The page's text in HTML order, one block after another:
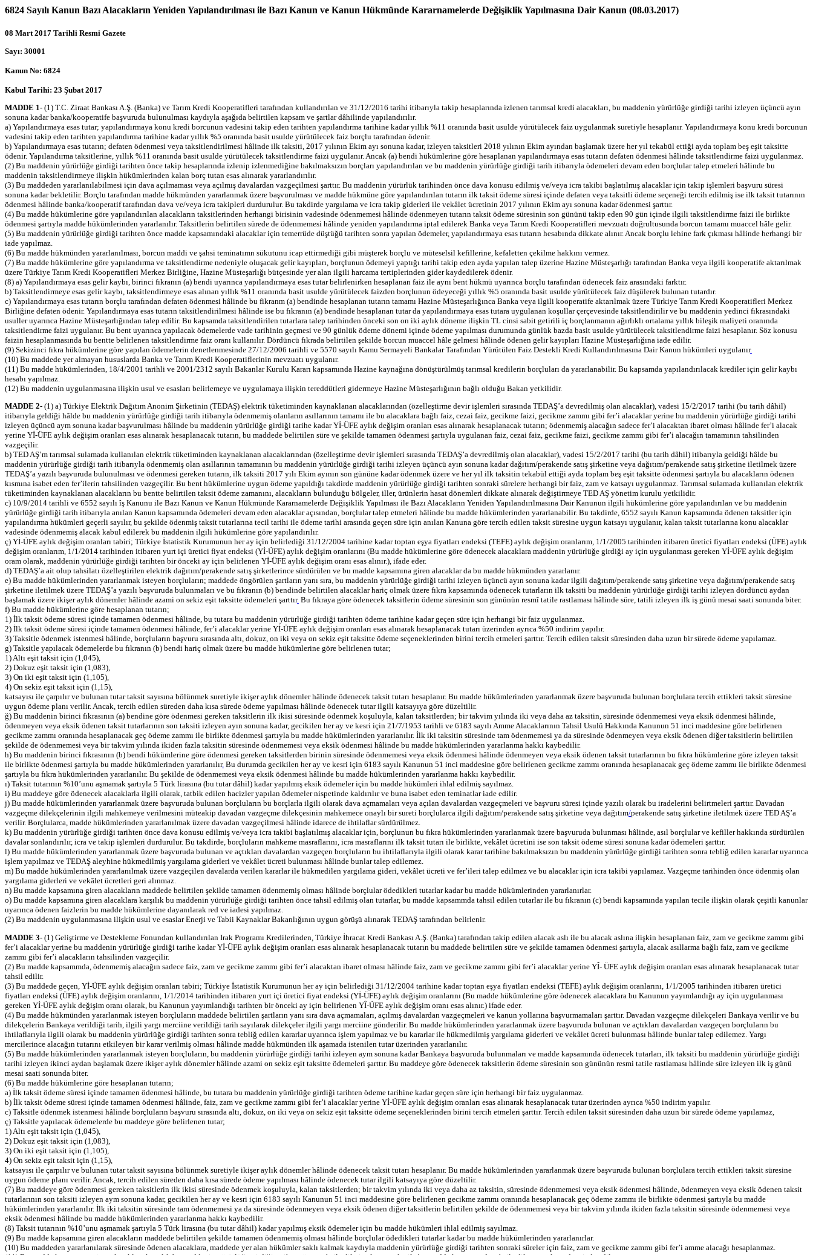
6824 Sayılı Kanun Bazı Alacakların Yeniden Yapılandırılması ile Bazı Kanun ve Kanun Hükmünde Kararnamelerde Değişiklik Yapılmasına Dair Kanun (08.03.2017)
08 Mart 2017 Tarihli Resmi Gazete
Sayı: 30001
Kanun No: 6824
Kabul Tarihi: 23 Şubat 2017
MADDE 1- (1) T.C. Ziraat Bankası A.Ş. (Banka) ve Tarım Kredi Kooperatifleri tarafından kullandırılan ve 31/12/2016 tarihi itibarıyla takip hesaplarında izlenen tarımsal kredi alacakları, bu maddenin yürürlüğe girdiği tarihi izleyen üçüncü ayın
sonuna kadar banka/kooperatife başvuruda bulunulması kaydıyla aşağıda belirtilen kapsam ve şartlar dâhilinde yapılandırılır.
a) Yapılandırmaya esas tutar; yapılandırmaya konu kredi borcunun vadesini takip eden tarihten yapılandırma tarihine kadar yıllık %11 oranında basit usulde yürütülecek faiz uygulanmak suretiyle hesaplanır. Yapılandırmaya konu kredi borcunun
vadesini takip eden tarihten yapılandırma tarihine kadar yıllık %5 oranında basit usulde yürütülecek faiz borçlu tarafından ödenir.
b) Yapılandırmaya esas tutarın; defaten ödenmesi veya taksitlendirilmesi hâlinde ilk taksiti, 2017 yılının Ekim ayı sonuna kadar, izleyen taksitleri 2018 yılının Ekim ayından başlamak üzere her yıl tekabül ettiği ayda toplam beş eşit taksitte
ödenir. Yapılandırma taksitlerine, yıllık %11 oranında basit usulde yürütülecek taksitlendirme faizi uygulanır. Ancak (a) bendi hükümlerine göre hesaplanan yapılandırmaya esas tutarın defaten ödenmesi hâlinde taksitlendirme faizi uygulanmaz.
(2) Bu maddenin yürürlüğe girdiği tarihten önce takip hesaplarında izlenip izlenmediğine bakılmaksızın borçları yapılandırılan ve bu maddenin yürürlüğe girdiği tarih itibarıyla ödemeleri devam eden borçlular talep etmeleri hâlinde bu
maddenin taksitlendirmeye ilişkin hükümlerinden kalan borç tutan esas alınarak yararlandırılır.
(3) Bu maddeden yararlanılabilmesi için dava açılmaması veya açılmış davalardan vazgeçilmesi şarttır. Bu maddenin yürürlük tarihinden önce dava konusu edilmiş ve/veya icra takibi başlatılmış alacaklar için takip işlemleri başvuru süresi
sonuna kadar bekletilir. Borçlu tarafından madde hükmünden yararlanmak üzere başvurulması ve madde hükmüne göre yapılandırılan tutarın ilk taksit ödeme süresi içinde defaten veya taksitli ödeme seçeneği tercih edilmiş ise ilk taksit tutarının
ödenmesi hâlinde banka/kooperatif tarafından dava ve/veya icra takipleri durdurulur. Bu takdirde yargılama ve icra takip giderleri ile vekâlet ücretinin 2017 yılının Ekim ayı sonuna kadar ödenmesi şarttır.
(4) Bu madde hükümlerine göre yapılandırılan alacakların taksitlerinden herhangi birisinin vadesinde ödenmemesi hâlinde ödenmeyen tutarın taksit ödeme süresinin son gününü takip eden 90 gün içinde ilgili taksitlendirme faizi ile birlikte
ödenmesi şartıyla madde hükümlerinden yararlanılır. Taksitlerin belirtilen sürede de ödenmemesi hâlinde yeniden yapılandırma iptal edilerek Banka veya Tarım Kredi Kooperatifleri mevzuatı doğrultusunda borcun tamamı muaccel hâle gelir.
(5) Bu maddenin yürürlüğe girdiği tarihten önce madde kapsamındaki alacaklar için temerrüde düştüğü tarihten sonra yapılan ödemeler, yapılandırmaya esas tutarın hesabında dikkate alınır. Ancak borçlu lehine fark çıkması hâlinde herhangi bir
iade yapılmaz.
(6) Bu madde hükmünden yararlanılması, borcun maddi ve şahsi teminatımn sükutunu icap ettirmediği gibi müşterek borçlu ve müteselsil kefillerine, kefaletten çekilme hakkını vermez.
(7) Bu madde hükümlerine göre yapılandırma ve taksitlendirme nedeniyle oluşacak gelir kayıpları, borçlunun ödemeyi yaptığı tarihi takip eden ayda yapılan talep üzerine Hazine Müsteşarlığı tarafından Banka veya ilgili kooperatife aktarılmak
üzere Türkiye Tarım Kredi Kooperatifleri Merkez Birliğine, Hazine Müsteşarlığı bütçesinde yer alan ilgili harcama tertiplerinden gider kaydedilerek ödenir.
(8) a) Yapılandırmaya esas gelir kaybı, birinci fıkranın (a) bendi uyarınca yapılandırmaya esas tutar belirlenirken hesaplanan faiz ile aynı bent hükmü uyarınca borçlu tarafından ödenecek faiz arasındaki farktır.
b) Taksitlendirmeye esas gelir kaybı, taksitlendirmeye esas alınan yıllık %11 oranında basit usulde yürütülecek faizden borçlunun ödeyeceği yıllık %5 oranında basit usulde yürütülecek faiz düşülerek bulunan tutardır.
c) Yapılandırmaya esas tutarın borçlu tarafından defaten ödenmesi hâlinde bu fikranm (a) bendinde hesaplanan tutarın tamamı Hazine Müsteşarlığınca Banka veya ilgili kooperatife aktarılmak üzere Türkiye Tarım Kredi Kooperatifleri Merkez
Birliğine defaten ödenir. Yapılandırmaya esas tutarın taksitlendirilmesi hâlinde ise bu fıkranın (a) bendinde hesaplanan tutar da yapılandırmaya esas tutara uygulanan koşullar çerçevesinde taksitlendirilir ve bu maddenin yedinci fıkrasındaki
usuller uyarınca Hazine Müsteşarlığından talep edilir. Bu kapsamda taksitlendirilen tutarlara talep tarihinden önceki son on iki aylık döneme ilişkin TL cinsi sabit getirili iç borçlanmanın ağırlıklı ortalama yıllık bileşik maliyeti oranında
taksitlendirme faizi uygulanır. Bu bent uyarınca yapılacak ödemelerde vade tarihinin geçmesi ve 90 günlük ödeme dönemi içinde ödeme yapılması durumunda günlük bazda basit usulde yürütülecek taksitlendirme faizi hesaplanır. Söz konusu
faizin hesaplanmasında bu bentte belirlenen taksitlendirme faiz oranı kullanılır. Dördüncü fıkrada belirtilen şekilde borcun muaccel hâle gelmesi hâlinde ödenen gelir kayıpları Hazine Müsteşarlığına iade edilir.
(9) Sekizinci fıkra hükümlerine göre yapılan ödemelerin denetlenmesinde 27/12/2006 tarihli ve 5570 sayılı Kamu Sermayeli Bankalar Tarafından Yürütülen Faiz Destekli Kredi Kullandırılmasına Dair Kanun hükümleri uygulanır.
(10) Bu maddede yer almayan hususlarda Banka ve Tarım Kredi Kooperatiflerinin mevzuatı uygulanır.
(11) Bu madde hükümlerinden, 18/4/2001 tarihli ve 2001/2312 sayılı Bakanlar Kurulu Kararı kapsamında Hazine kaynağına dönüştürülmüş tarımsal kredilerin borçluları da yararlanabilir. Bu kapsamda yapılandırılacak krediler için gelir kaybı
hesabı yapılmaz.
(12) Bu maddenin uygulanmasına ilişkin usul ve esasları belirlemeye ve uygulamaya ilişkin tereddütleri gidermeye Hazine Müsteşarlığının bağlı olduğu Bakan yetkilidir.
MADDE 2- (1) a) Türkiye Elektrik Dağıtım Anonim Şirketinin (TEDAŞ) elektrik tüketiminden kaynaklanan alacaklarından (özelleştirme devir işlemleri sırasında TEDAŞ’a devredilmiş olan alacaklar), vadesi 15/2/2017 tarihi (bu tarih dâhil)
itibarıyla geldiği hâlde bu maddenin yürürlüğe girdiği tarih itibarıyla ödenmemiş olanların asıllarının tamamı ile bu alacaklara bağlı faiz, cezai faiz, gecikme faizi, gecikme zammı gibi fer’i alacaklar yerine bu maddenin yürürlüğe girdiği tarihi
izleyen üçüncü aym sonuna kadar başvurulması hâlinde bu maddenin yürürlüğe girdiği tarihe kadar Yİ-ÜFE aylık değişim oranları esas alınarak hesaplanacak tutarın; ödenmemiş alacağın sadece fer’i alacaktan ibaret olması hâlinde fer’i alacak
yerine Yİ-ÜFE aylık değişim oranları esas alınarak hesaplanacak tutarın, bu maddede belirtilen süre ve şekilde tamamen ödenmesi şartıyla uygulanan faiz, cezai faiz, gecikme faizi, gecikme zammı gibi fer’i alacağın tamamının tahsilinden
vazgeçilir.
b) TED AŞ’m tarımsal sulamada kullanılan elektrik tüketiminden kaynaklanan alacaklarından (özelleştirme devir işlemleri sırasında TEDAŞ’a devredilmiş olan alacaklar), vadesi 15/2/2017 tarihi (bu tarih dâhil) itibarıyla geldiği hâlde bu
maddenin yürürlüğe girdiği tarih itibarıyla ödenmemiş olan asıllarının tamamının bu maddenin yürürlüğe girdiği tarihi izleyen üçüncü ayın sonuna kadar dağıtım/perakende satış şirketine veya dağıtım/perakende satış şirketine iletilmek üzere
TEDAŞ’a yazılı başvuruda bulunulması ve ödenmesi gereken tutarın, ilk taksiti 2017 yılı Ekim ayının son gününe kadar ödenmek üzere ve her yıl ilk taksitin tekabül ettiği ayda toplam beş eşit taksitte ödenmesi şartıyla bu alacakların ödenen
kısmına isabet eden fer’ilerin tahsilinden vazgeçilir. Bu bent hükümlerine uygun ödeme yapıldığı takdirde maddenin yürürlüğe girdiği tarihten sonraki sürelere herhangi bir faiz, zam ve katsayı uygulanmaz. Tarımsal sulamada kullanılan elektrik
tüketiminden kaynaklanan alacakların bu bentte belirtilen taksit ödeme zamanını, alacakların bulunduğu bölgeler, iller, ürünlerin hasat dönemleri dikkate alınarak değiştirmeye TED AŞ yönetim kurulu yetkilidir.
c) 10/9/2014 tarihli ve 6552 sayılı îş Kanunu ile Bazı Kanun ve Kanun Hükmünde Kararnamelerde Değişiklik Yapılması ile Bazı Alacakların Yeniden Yapılandırılmasına Dair Kanunun ilgili hükümlerine göre yapılandırılan ve bu maddenin
yürürlüğe girdiği tarih itibarıyla anılan Kanun kapsamında ödemeleri devam eden alacaklar açısından, borçlular talep etmeleri hâlinde bu madde hükümlerinden yararlanabilir. Bu takdirde, 6552 sayılı Kanun kapsamında ödenen taksitler için
yapılandırma hükümleri geçerli sayılır, bu şekilde ödenmiş taksit tutarlarına tecil tarihi ile ödeme tarihi arasında geçen süre için anılan Kanuna göre tercih edilen taksit süresine uygun katsayı uygulanır, kalan taksit tutarlarına konu alacaklar
vadesinde ödenmemiş alacak kabul edilerek bu maddenin ilgili hükümlerine göre yapılandırılır.
ç) Yİ-ÜFE aylık değişim oranları tabiri; Türkiye İstatistik Kurumunun her ay için belirlediği 31/12/2004 tarihine kadar toptan eşya fiyatları endeksi (TEFE) aylık değişim oranlarım, 1/1/2005 tarihinden itibaren üretici fiyatları endeksi (ÜFE) aylık
değişim oranlarım, 1/1/2014 tarihinden itibaren yurt içi üretici fiyat endeksi (Yİ-ÜFE) aylık değişim oranlarını (Bu madde hükümlerine göre ödenecek alacaklara maddenin yürürlüğe girdiği ay için uygulanması gereken Yİ-ÜFE aylık değişim
oram olarak, maddenin yürürlüğe girdiği tarihten bir önceki ay için belirlenen Yİ-ÜFE aylık değişim oranı esas alınır.), ifade eder.
d) TEDAŞ’a ait olup tahsilatı özelleştirilen elektrik dağıtım/perakende satış şirketlerince sürdürülen ve bu madde kapsamına giren alacaklar da bu madde hükmünden yararlanır.
e) Bu madde hükümlerinden yararlanmak isteyen borçluların; maddede öngörülen şartların yanı sıra, bu maddenin yürürlüğe girdiği tarihi izleyen üçüncü ayın sonuna kadar ilgili dağıtım/perakende satış şirketine veya dağıtım/perakende satış
şirketine iletilmek üzere TEDAŞ’a yazılı başvuruda bulunmaları ve bu fıkranın (b) bendinde belirtilen alacaklar hariç olmak üzere fıkra kapsamında ödenecek tutarların ilk taksiti bu maddenin yürürlüğe girdiği tarihi izleyen dördüncü aydan
başlamak üzere ikişer aylık dönemler hâlinde azami on sekiz eşit taksitte ödemeleri şarttır. Bu fıkraya göre ödenecek taksitlerin ödeme süresinin son gününün resmî tatile rastlaması hâlinde süre, tatili izleyen ilk iş günü mesai saati sonunda biter.
f) Bu madde hükümlerine göre hesaplanan tutarın;
1) İlk taksit ödeme süresi içinde tamamen ödenmesi hâlinde, bu tutara bu maddenin yürürlüğe girdiği tarihten ödeme tarihine kadar geçen süre için herhangi bir faiz uygulanmaz.
2) İlk taksit ödeme süresi içinde tamamen ödenmesi hâlinde, fer’i alacaklar yerine Yİ-ÜFE aylık değişim oranları esas alınarak hesaplanacak tutarı üzerinden ayrıca %50 indirim yapılır.
3) Taksitle ödenmek istenmesi hâlinde, borçluların başvuru sırasında altı, dokuz, on iki veya on sekiz eşit taksitte ödeme seçeneklerinden birini tercih etmeleri şarttır. Tercih edilen taksit süresinden daha uzun bir sürede ödeme yapılamaz.
g) Taksitle yapılacak ödemelerde bu fıkranın (b) bendi hariç olmak üzere bu madde hükümlerine göre belirlenen tutar;
1) Altı eşit taksit için (1,045),
2) Dokuz eşit taksit için (1,083),
3) On iki eşit taksit için (1,105),
4) On sekiz eşit taksit için (1,15),
katsayısı ile çarpılır ve bulunan tutar taksit sayısına bölünmek suretiyle ikişer aylık dönemler hâlinde ödenecek taksit tutarı hesaplanır. Bu madde hükümlerinden yararlanmak üzere başvuruda bulunan borçlulara tercih ettikleri taksit süresine
uygun ödeme planı verilir. Ancak, tercih edilen süreden daha kısa sürede ödeme yapılması hâlinde ödenecek tutar ilgili katsayıya göre düzeltilir.
ğ) Bu maddenin birinci fıkrasının (a) bendine göre ödenmesi gereken taksitlerin ilk ikisi süresinde ödenmek koşuluyla, kalan taksitlerden; bir takvim yılında iki veya daha az taksitin, süresinde ödenmemesi veya eksik ödenmesi hâlinde,
ödenmeyen veya eksik ödenen taksit tutarlarının son taksiti izleyen ayın sonuna kadar, gecikilen her ay ve kesri için 21/7/1953 tarihli ve 6183 sayılı Amme Alacaklarının Tahsil Usulü Hakkında Kanunun 51 inci maddesine göre belirlenen
gecikme zammı oranında hesaplanacak geç ödeme zammı ile birlikte ödenmesi şartıyla bu madde hükümlerinden yararlanılır. İlk iki taksitin süresinde tam ödenmemesi ya da süresinde ödenmeyen veya eksik ödenen diğer taksitlerin belirtilen
şekilde de ödenmemesi veya bir takvim yılında ikiden fazla taksitin süresinde ödenmemesi veya eksik ödenmesi hâlinde bu madde hükümlerinden yararlanma hakkı kaybedilir.
h) Bu maddenin birinci fıkrasının (b) bendi hükümlerine göre ödenmesi gereken taksitlerden birinin süresinde ödenmemesi veya eksik ödenmesi hâlinde ödenmeyen veya eksik ödenen taksit tutarlarının bu fıkra hükümlerine göre izleyen taksit
ile birlikte ödenmesi şartıyla bu madde hükümlerinden yararlanılır. Bu durumda gecikilen her ay ve kesri için 6183 sayılı Kanunun 51 inci maddesine göre belirlenen gecikme zammı oranında hesaplanacak geç ödeme zammı ile birlikte ödenmesi
şartıyla bu fıkra hükümlerinden yararlanılır. Bu şekilde de ödenmemesi veya eksik ödenmesi hâlinde bu madde hükümlerinden yararlanma hakkı kaybedilir.
ı) Taksit tutarının %10’unu aşmamak şartıyla 5 Türk lirasına (bu tutar dâhil) kadar yapılmış eksik ödemeler için bu madde hükümleri ihlal edilmiş sayılmaz.
i) Bu maddeye göre ödenecek alacaklarla ilgili olarak, tatbik edilen hacizler yapılan ödemeler nispetinde kaldırılır ve buna isabet eden teminatlar iade edilir.
j) Bu madde hükümlerinden yararlanmak üzere başvuruda bulunan borçluların bu borçlarla ilgili olarak dava açmamaları veya açılan davalardan vazgeçmeleri ve başvuru süresi içinde yazılı olarak bu iradelerini belirtmeleri şarttır. Davadan
vazgeçme dilekçelerinin ilgili mahkemeye verilmesini müteakip davadan vazgeçme dilekçesinin mahkemece onaylı bir sureti borçlularca ilgili dağıtım/perakende satış şirketine veya dağıtım/perakende satış şirketine iletilmek üzere TED AŞ’a
verilir. Borçlularca, madde hükümlerinden yararlanılmak üzere davadan vazgeçilmesi hâlinde idarece de ihtilaflar sürdürülmez.
k) Bu maddenin yürürlüğe girdiği tarihten önce dava konusu edilmiş ve/veya icra takibi başlatılmış alacaklar için, borçlunun bu fıkra hükümlerinden yararlanmak üzere başvuruda bulunması hâlinde, asıl borçlular ve kefiller hakkında sürdürülen
davalar sonlandırılır, icra ve takip işlemleri durdurulur. Bu takdirde, borçluların mahkeme masraflarını, icra masraflarını ilk taksit tutarı ile birlikte, vekâlet ücretini ise son taksit ödeme süresi sonuna kadar ödemeleri şarttır.
l) Bu madde hükümlerinden yararlanmak üzere başvuruda bulunan ve açtıkları davalardan vazgeçen borçluların bu ihtilaflarıyla ilgili olarak karar tarihine bakılmaksızın bu maddenin yürürlüğe girdiği tarihten sonra tebliğ edilen kararlar uyarınca
işlem yapılmaz ve TEDAŞ aleyhine hükmedilmiş yargılama giderleri ve vekâlet ücreti bulunması hâlinde bunlar talep edilemez.
m) Bu madde hükümlerinden yararlanılmak üzere vazgeçilen davalarda verilen kararlar ile hükmedilen yargılama gideri, vekâlet ücreti ve fer’ileri talep edilmez ve bu alacaklar için icra takibi yapılamaz. Vazgeçme tarihinden önce ödenmiş olan
yargılama giderleri ve vekâlet ücretleri geri alınmaz.
n) Bu madde kapsamına giren alacakların maddede belirtilen şekilde tamamen ödenmemiş olması hâlinde borçlular ödedikleri tutarlar kadar bu madde hükümlerinden yararlanırlar.
o) Bu madde kapsamına giren alacaklara karşılık bu maddenin yürürlüğe girdiği tarihten önce tahsil edilmiş olan tutarlar, bu madde kapsammda tahsil edilen tutarlar ile bu fıkranın (c) bendi kapsamında yapılan tecile ilişkin olarak çeşitli kanunlar
uyarınca ödenen faizlerin bu madde hükümlerine dayanılarak red ve iadesi yapılmaz.
(2) Bu maddenin uygulanmasına ilişkin usul ve esaslar Enerji ve Tabii Kaynaklar Bakanlığının uygun görüşü alınarak TEDAŞ tarafından belirlenir.
MADDE 3- (1) Geliştirme ve Destekleme Fonundan kullandırılan Irak Programı Kredilerinden, Türkiye İhracat Kredi Bankası A.Ş. (Banka) tarafından takip edilen alacak aslı ile bu alacak aslına ilişkin hesaplanan faiz, zam ve gecikme zammı gibi
fer’i alacaklar yerine bu maddenin yürürlüğe girdiği tarihe kadar Yİ-ÜFE aylık değişim oranları esas alınarak hesaplanacak tutarın bu maddede belirtilen süre ve şekilde tamamen ödenmesi şartıyla, alacak asıllarma bağlı faiz, zam ve gecikme
zammı gibi fer’i alacakların tahsilinden vazgeçilir.
(2) Bu madde kapsammda, ödenmemiş alacağın sadece faiz, zam ve gecikme zammı gibi fer’i alacaktan ibaret olması hâlinde faiz, zam ve gecikme zammı gibi fer’i alacaklar yerine YÎ- ÜFE aylık değişim oranları esas alınarak hesaplanacak tutar
tahsil edilir.
(3) Bu maddede geçen, Yİ-ÜFE aylık değişim oranları tabiri; Türkiye İstatistik Kurumunun her ay için belirlediği 31/12/2004 tarihine kadar toptan eşya fiyatları endeksi (TEFE) aylık değişim oranlarını, 1/1/2005 tarihinden itibaren üretici
fiyatları endeksi (ÜFE) aylık değişim oranlarını, 1/1/2014 tarihinden itibaren yurt içi üretici fiyat endeksi (Yİ-ÜFE) aylık değişim oranlarını (Bu madde hükümlerine göre ödenecek alacaklara bu Kanunun yayımlandığı ay için uygulanması
gereken Yİ-ÜFE aylık değişim oranı olarak, bu Kanunun yayımlandığı tarihten bir önceki ay için belirlenen YÎ-ÜFE aylık değişim oranı esas alınır.) ifade eder.
(4) Bu madde hükmünden yararlanmak isteyen borçluların maddede belirtilen şartların yanı sıra dava açmamaları, açılmış davalardan vazgeçmeleri ve kanun yollarına başvurmamaları şarttır. Davadan vazgeçme dilekçeleri Bankaya verilir ve bu
dilekçelerin Bankaya verildiği tarih, ilgili yargı merciine verildiği tarih sayılarak dilekçeler ilgili yargı merciine gönderilir. Bu madde hükümlerinden yararlanmak üzere başvuruda bulunan ve açtıkları davalardan vazgeçen borçluların bu
ihtilaflarıyla ilgili olarak bu maddenin yürürlüğe girdiği tarihten sonra tebliğ edilen kararlar uyarınca işlem yapılmaz ve bu kararlar ile hükmedilmiş yargılama giderleri ve vekâlet ücreti bulunması hâlinde bunlar talep edilemez. Yargı
mercilerince alacağın tutarını etkileyen bir karar verilmiş olması hâlinde madde hükmünden ilk aşamada istenilen tutar üzerinden yararlanılır.
(5) Bu madde hükümlerinden yararlanmak isteyen borçluların, bu maddenin yürürlüğe girdiği tarihi izleyen aym sonuna kadar Bankaya başvuruda bulunmaları ve madde kapsamında ödenecek tutarları, ilk taksiti bu maddenin yürürlüğe girdiği
tarihi izleyen ikinci aydan başlamak üzere ikişer aylık dönemler hâlinde azami on sekiz eşit taksitte ödemeleri şarttır. Bu maddeye göre ödenecek taksitlerin ödeme süresinin son gününün resmi tatile rastlaması hâlinde süre izleyen ilk iş günü
mesai saati sonunda biter.
(6) Bu madde hükümlerine göre hesaplanan tutarın;
a) İlk taksit ödeme süresi içinde tamamen ödenmesi hâlinde, bu tutara bu maddenin yürürlüğe girdiği tarihten ödeme tarihine kadar geçen süre için herhangi bir faiz uygulanmaz.
b) İlk taksit ödeme süresi içinde tamamen ödenmesi hâlinde, faiz, zam ve gecikme zammı gibi fer’i alacaklar yerine Yİ-ÜFE aylık değişim oranları esas alınarak hesaplanacak tutar üzerinden ayrıca %50 indirim yapılır.
c) Taksitle ödenmek istenmesi hâlinde borçluların başvuru sırasında altı, dokuz, on iki veya on sekiz eşit taksitte ödeme seçeneklerinden birini tercih etmeleri şarttır. Tercih edilen taksit süresinden daha uzun bir sürede ödeme yapılamaz,
ç) Taksitle yapılacak ödemelerde bu maddeye göre belirlenen tutar;
1) Altı eşit taksit için (1,045),
2) Dokuz eşit taksit için (1,083),
3) On iki eşit taksit için (1,105),
4) On sekiz eşit taksit için (1,15),
katsayısı ile çarpılır ve bulunan tutar taksit sayısına bölünmek suretiyle ikişer aylık dönemler hâlinde ödenecek taksit tutarı hesaplanır. Bu madde hükümlerinden yararlanmak üzere başvuruda bulunan borçlulara tercih ettikleri taksit süresine
uygun ödeme planı verilir. Ancak, tercih edilen süreden daha kısa sürede ödeme yapılması hâlinde ödenecek tutar ilgili katsayıya göre düzeltilir.
(7) Bu maddeye göre ödenmesi gereken taksitlerin ilk ikisi süresinde ödenmek koşuluyla, kalan taksitlerden; bir takvim yılında iki veya daha az taksitin, süresinde ödenmemesi veya eksik ödenmesi hâlinde, ödenmeyen veya eksik ödenen taksit
tutarlarının son taksiti izleyen aym sonuna kadar, gecikilen her ay ve kesri için 6183 sayılı Kanunun 51 inci maddesine göre belirlenen gecikme zammı oranında hesaplanacak geç ödeme zammı ile birlikte ödenmesi şartıyla bu madde
hükümlerinden yararlanılır. İlk iki taksitin süresinde tam ödenmemesi ya da süresinde ödenmeyen veya eksik ödenen diğer taksitlerin belirtilen şekilde de ödenmemesi veya bir takvim yılında ikiden fazla taksitin süresinde ödenmemesi veya
eksik ödenmesi hâlinde bu madde hükümlerinden yararlanma hakkı kaybedilir.
(8) Taksit tutarının %10’unu aşmamak şartıyla 5 Türk lirasına (bu tutar dâhil) kadar yapılmış eksik ödemeler için bu madde hükümleri ihlal edilmiş sayılmaz.
(9) Bu madde kapsamına giren alacakların maddede belirtilen şekilde tamamen ödenmemiş olması hâlinde borçlular ödedikleri tutarlar kadar bu madde hükümlerinden yararlanırlar.
(10) Bu maddeden yararlanılarak süresinde ödenen alacaklara, maddede yer alan hükümler saklı kalmak kaydıyla maddenin yürürlüğe girdiği tarihten sonraki süreler için faiz, zam ve gecikme zammı gibi fer’i amme alacağı hesaplanmaz.